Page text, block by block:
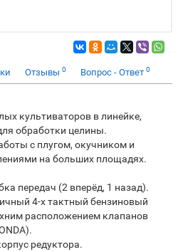
Отзывы 0 Вопрос - Ответ 0
культиваторов в линейке,
обработки целины.
с плугом, окучником и
на больших площадях.
передач (2 вперёд, 1 назад).
4-х тактный бензиновый
расположением клапанов
редуктора.